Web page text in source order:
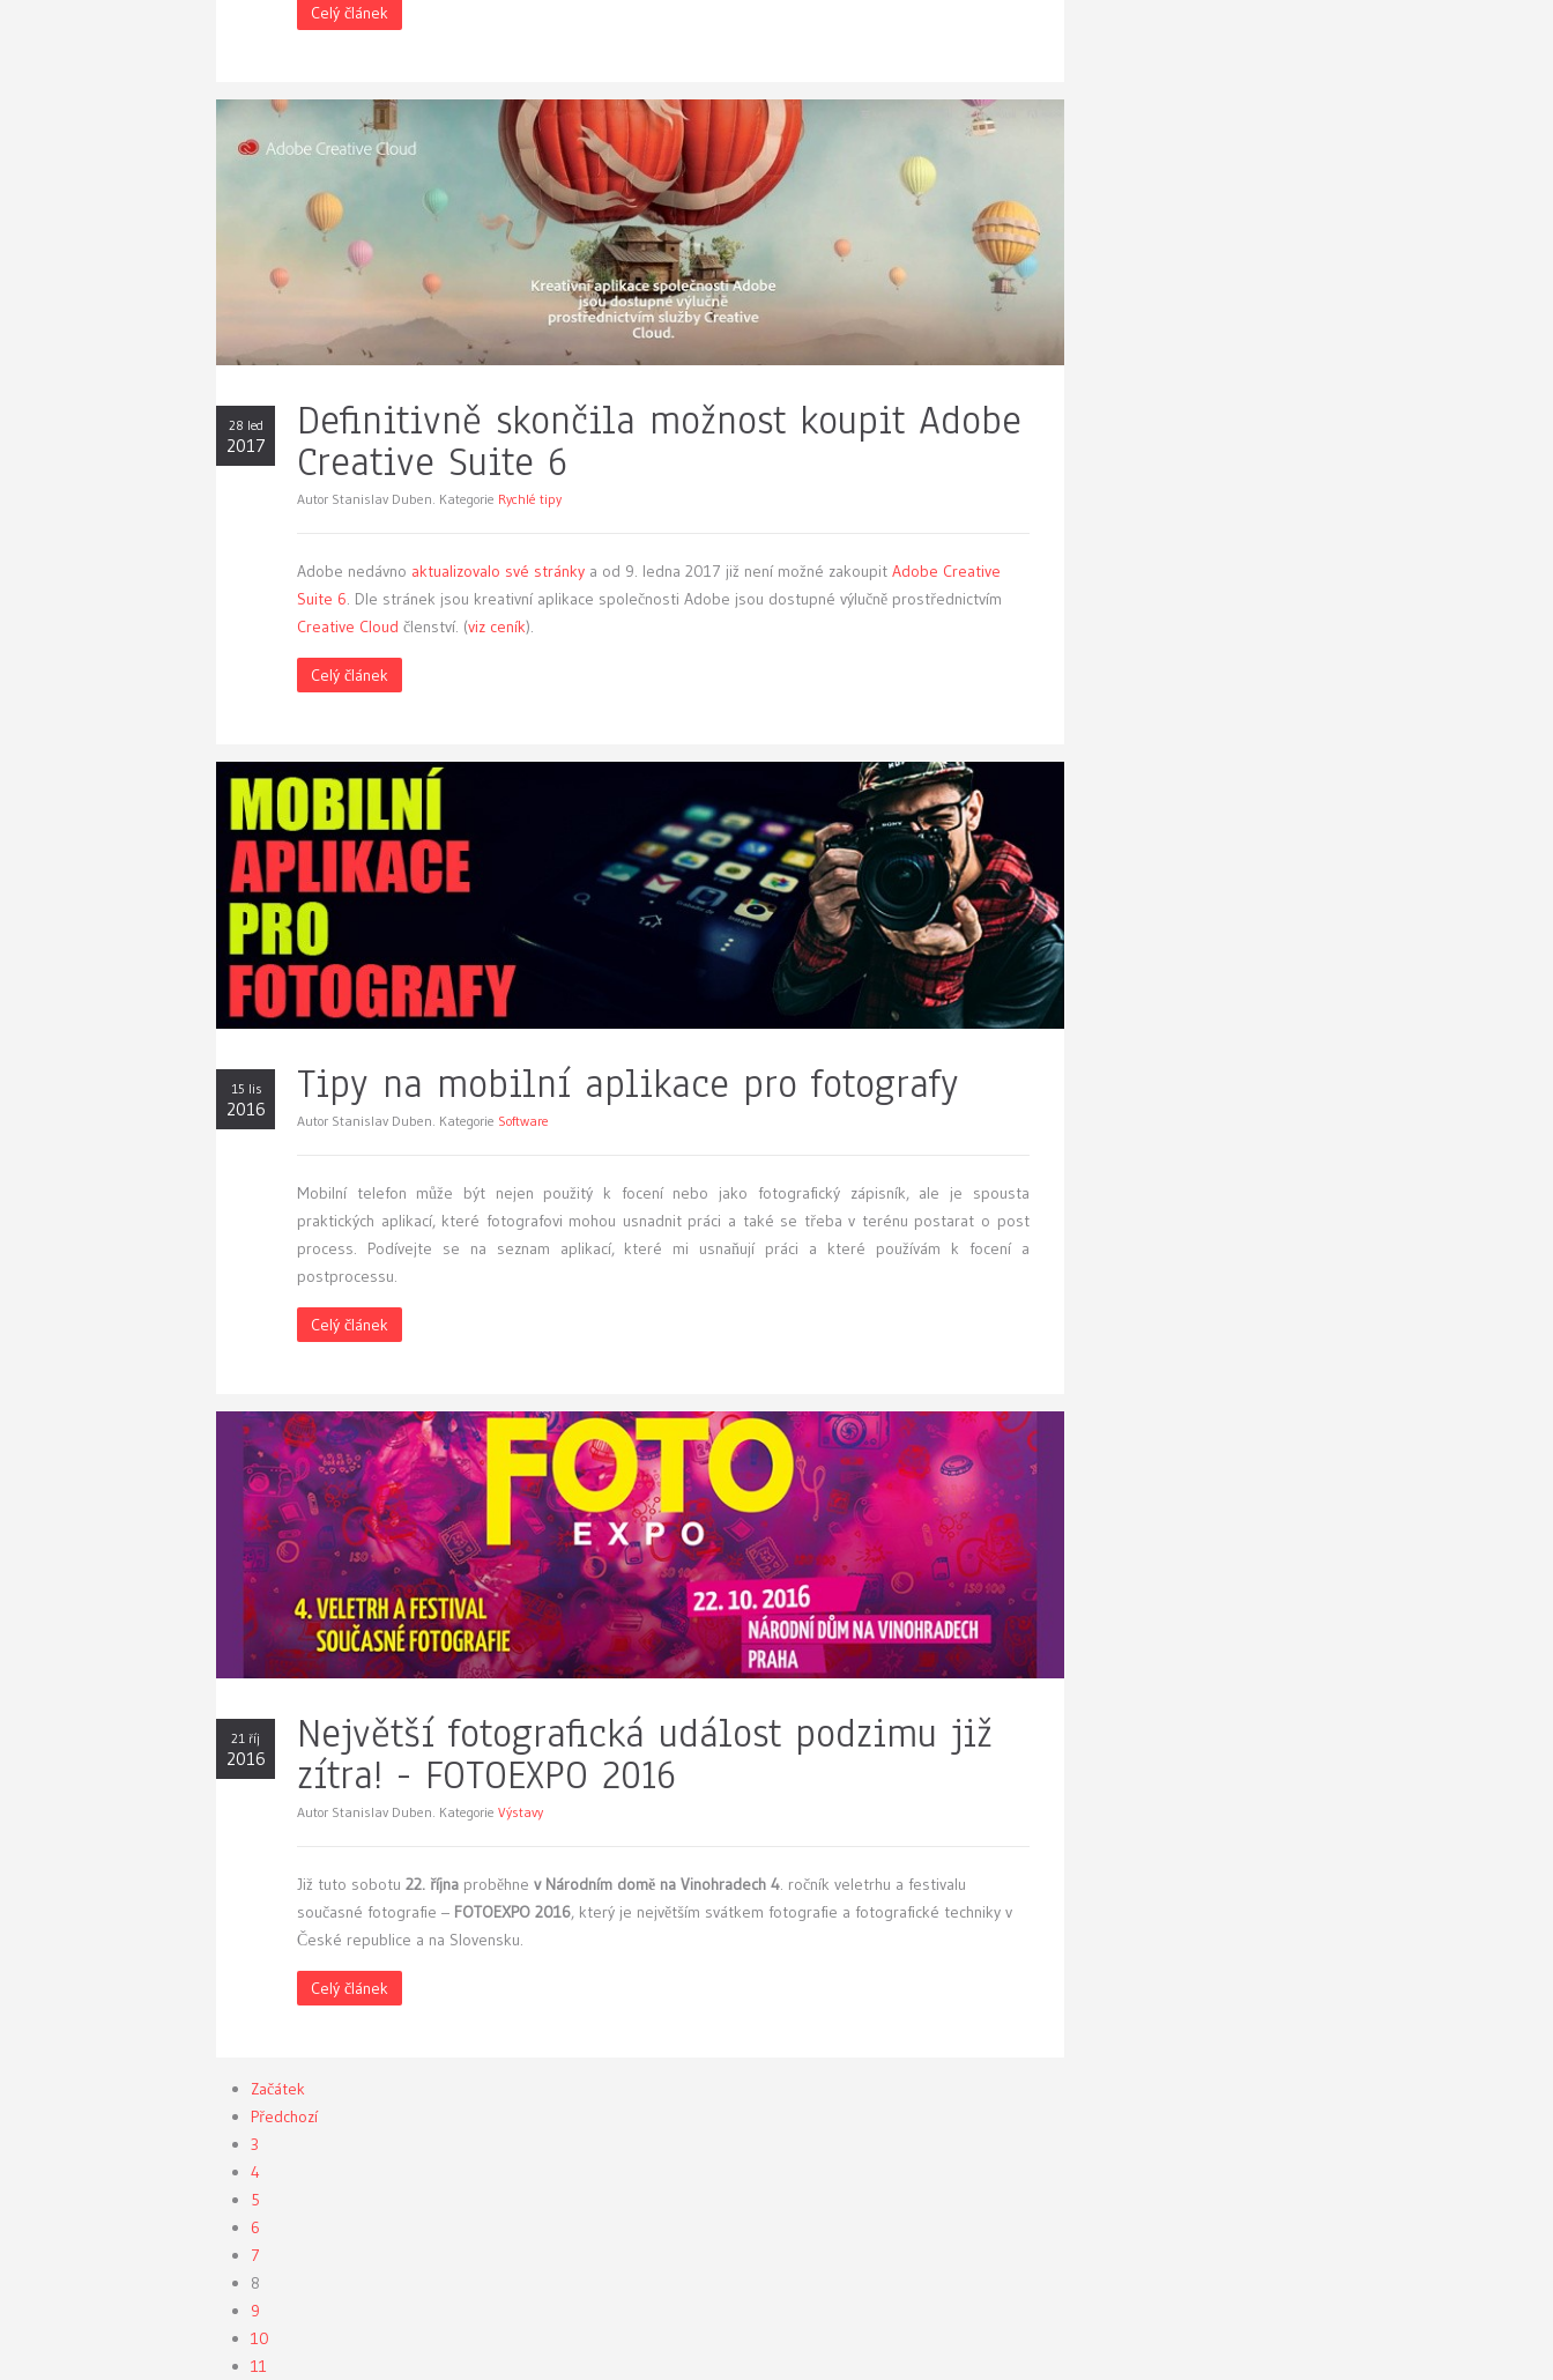
Celý článek
28 led
2017 Definitivně skončila možnost koupit Adobe
Creative Suite 6
Autor Stanislav Duben. Kategorie Rychlé tipy
Adobe nedávno aktualizovalo své stránky a od 9. ledna 2017 již není možné zakoupit Adobe Creative
Suite 6. Dle stránek jsou kreativní aplikace společnosti Adobe jsou dostupné výlučně prostřednictvím
Creative Cloud členství. (viz ceník).
Celý článek
15 lis
2016 Tipy na mobilní aplikace pro fotografy
Autor Stanislav Duben. Kategorie Software
Mobilní telefon může být nejen použitý k focení nebo jako fotografický zápisník, ale je spousta
praktických aplikací, které fotografovi mohou usnadnit práci a také se třeba v terénu postarat o post
process. Podívejte se na seznam aplikací, které mi usnaňují práci a které používám k focení a
postprocessu.
Celý článek
21 říj
2016 Největší fotografická událost podzimu již
zítra! - FOTOEXPO 2016
Autor Stanislav Duben. Kategorie Výstavy
Již tuto sobotu 22. října proběhne v Národním domě na Vinohradech 4. ročník veletrhu a festivalu
současné fotografie – FOTOEXPO 2016, který je největším svátkem fotografie a fotografické techniky v
České republice a na Slovensku.
Celý článek
Začátek
Předchozí
3
4
5
6
7
8
9
10
11